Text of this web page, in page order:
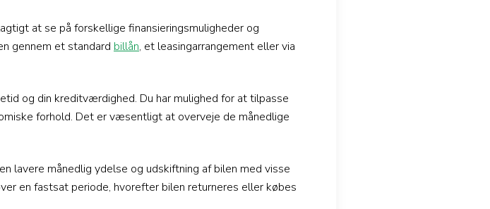
at se på forskellige finansieringsmuligheder og
gennem et standard billån, et leasingarrangement eller via
og din kreditværdighed. Du har mulighed for at tilpasse
forhold. Det er væsentligt at overveje de månedlige
lavere månedlig ydelse og udskiftning af bilen med visse
en fastsat periode, hvorefter bilen returneres eller købes